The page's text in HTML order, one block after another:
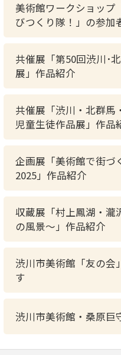
美術館ワークショップ
びつくり隊！」の参加
共催展「第50回渋川･
展」作品紹介
共催展「渋川・北群馬
児童生徒作品展」作品
企画展「美術館で街づ
2025」作品紹介
収蔵展「村上鳳湖・瀧
の風景～」作品紹介
渋川市美術館「友の会
す
渋川市美術館・桑原巨